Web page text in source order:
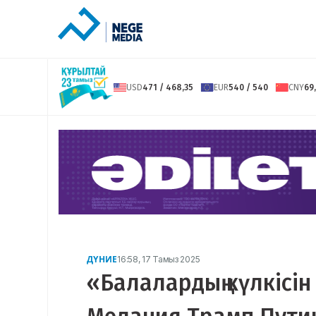
USD471 / 468,35 EUR540 / 540 CNY
ДҮНИЕ16:58, 17 Тамыз 2025
«Балалардың